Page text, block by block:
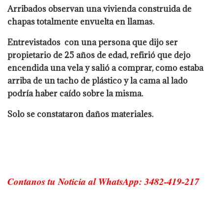
Arribados observan una vivienda construida de
chapas totalmente envuelta en llamas.
Entrevistados con una persona que dijo ser
propietario de 25 años de edad, refirió que dejo
encendida una vela y salió a comprar, como estaba
arriba de un tacho de plástico y la cama al lado
podría haber caído sobre la misma.
Solo se constataron daños materiales.
Contanos tu Noticia al WhatsApp: 3482-419-217